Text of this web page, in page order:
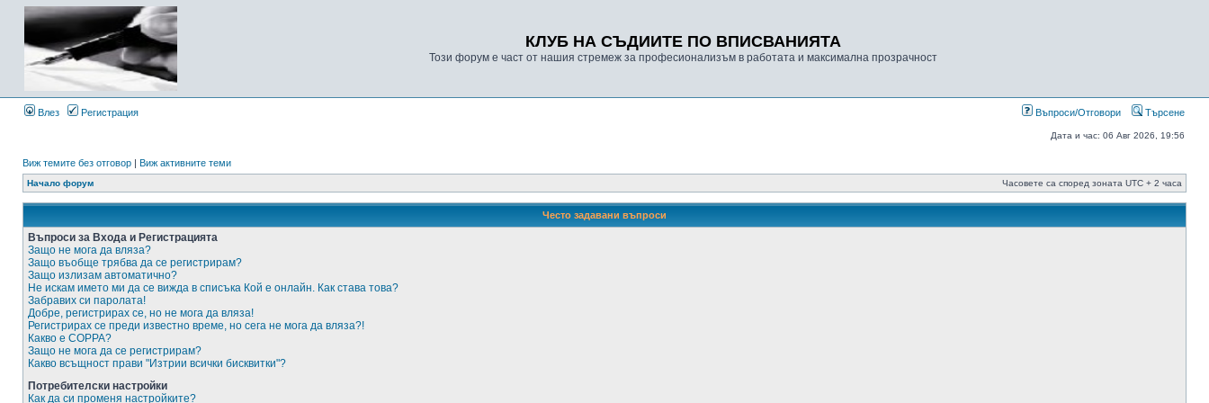
КЛУБ НА СЪДИИТЕ ПО ВПИСВАНИЯТА
Този форум е част от нашия стремеж за професионализъм в работата и максимална прозрачност
Влез Регистрация Въпроси/Отговори Търсене
Дата и час: 06 Авг 2026, 19:56
Виж темите без отговор | Виж активните теми
Начало форум Часовете са според зоната UTC + 2 часа
Често задавани въпроси
Въпроси за Входа и Регистрацията
Защо не мога да вляза?
Защо въобще трябва да се регистрирам?
Защо излизам автоматично?
Не искам името ми да се вижда в списъка Кой е онлайн. Как става това?
Забравих си паролата!
Добре, регистрирах се, но не мога да вляза!
Регистрирах се преди известно време, но сега не мога да вляза?!
Какво е COPPA?
Защо не мога да се регистрирам?
Какво всъщност прави "Изтрии всички бисквитки"?
Потребителски настройки
Как да си променя настройките?